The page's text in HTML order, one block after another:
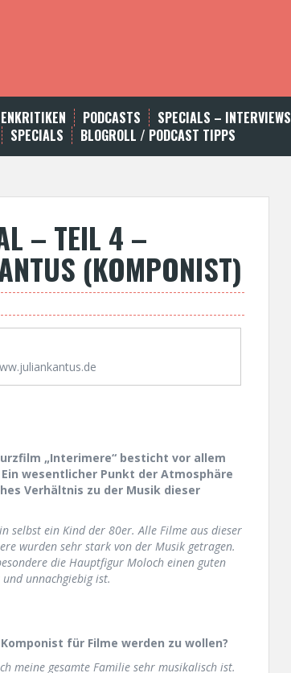
PODCASTS SPECIALS – INTERVIEWS
SPECIALS BLOGROLL / PODCAST TIPPS
– TEIL 4 –
(KOMPONIST)
„Interimere“ besticht vor allem
wesentlicher Punkt der Atmosphäre
Verhältnis zu der Musik dieser
selbst ein Kind der 80er. Alle Filme aus dieser
wurden sehr stark von der Musik getragen.
die Hauptfigur Moloch einen guten
unnachgiebig ist.
für Filme werden zu wollen?
meine gesamte Familie sehr musikalisch ist.